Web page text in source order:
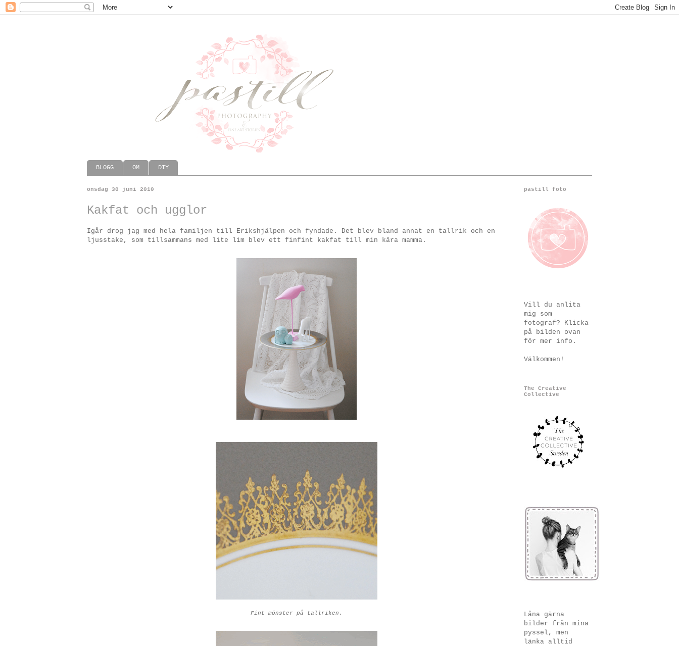
BLOGG OM DIY
onsdag 30 juni 2010
Kakfat och ugglor
Igår drog jag med hela familjen till Erikshjälpen och fyndade. Det blev bland annat en tallrik och en
ljusstake, som tillsammans med lite lim blev ett finfint kakfat till min kära mamma.
Fint mönster på tallriken.
pastill foto
Vill du anlita
mig som
fotograf? Klicka
på bilden ovan
för mer info.
Välkommen!
The Creative
Collective
Låna gärna
bilder från mina
pyssel, men
länka alltid